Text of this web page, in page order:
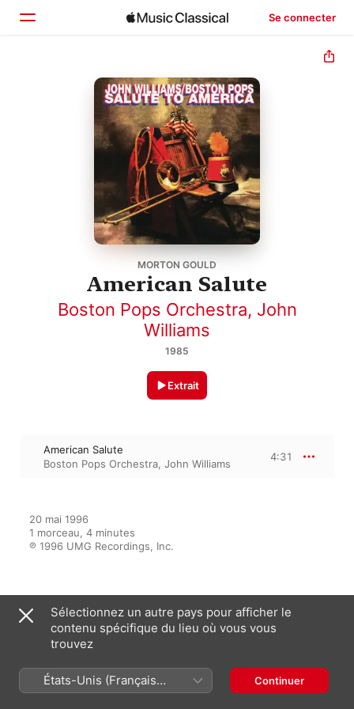
Se connecter
Accueil
Parcourir
Rechercher
MORTON GOULD
American Salute
Boston Pops Orchestra, John
Williams
1985
Extrait
American Salute
Boston Pops Orchestra, John Williams
4:31
20 mai 1996
1 morceau, 4 minutes
℗ 1996 UMG Recordings, Inc.
Sur l’album
Salute To America
Boston Pops Orchestra
John
Williams
Sélectionnez un autre pays pour afficher le
contenu spécifique du lieu où vous vous
trouvez
États-Unis (Français
France)
Continuer